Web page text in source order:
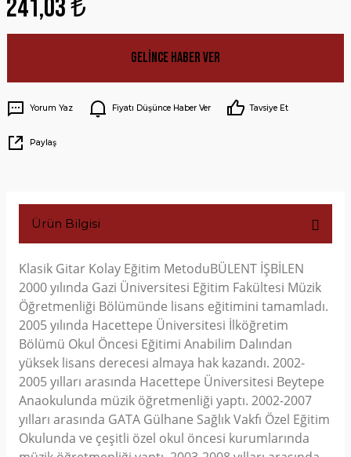
241,03 ₺
Gelince Haber Ver
Yorum Yaz Fiyatı Düşünce Haber Ver Tavsiye Et
Paylaş
Ürün Bilgisi
Klasik Gitar Kolay Eğitim MetoduBÜLENT İŞBİLEN
2000 yılında Gazi Üniversitesi Eğitim Fakültesi Müzik
Öğretmenliği Bölümünde lisans eğitimini tamamladı.
2005 yılında Hacettepe Üniversitesi İlköğretim
Bölümü Okul Öncesi Eğitimi Anabilim Dalından
yüksek lisans derecesi almaya hak kazandı. 2002-
2005 yılları arasında Hacettepe Üniversitesi Beytepe
Anaokulunda müzik öğretmenliği yaptı. 2002-2007
yılları arasında GATA Gülhane Sağlık Vakfı Özel Eğitim
Okulunda ve çeşitli özel okul öncesi kurumlarında